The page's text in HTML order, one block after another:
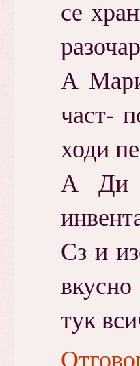
се
А
част-
ходи
А Ди
Сз и
тук